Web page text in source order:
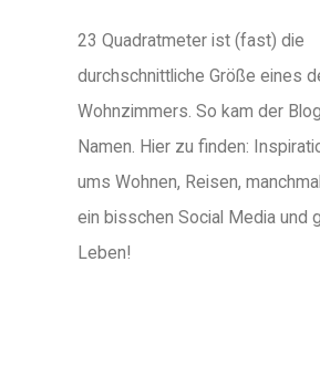
23 Quadratmeter ist (fast) die
durchschnittliche Größe eines
Wohnzimmers. So kam der
Namen. Hier zu finden:
ums Wohnen, Reisen,
ein bisschen Social Media und
Leben!